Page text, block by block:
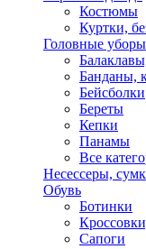
Костюмы
Куртки,
Головные уборы
Банданы,
Бейсболки
Береты
Кепки
Панамы
Все
Несессеры,
Обувь
Ботинки
Сапоги